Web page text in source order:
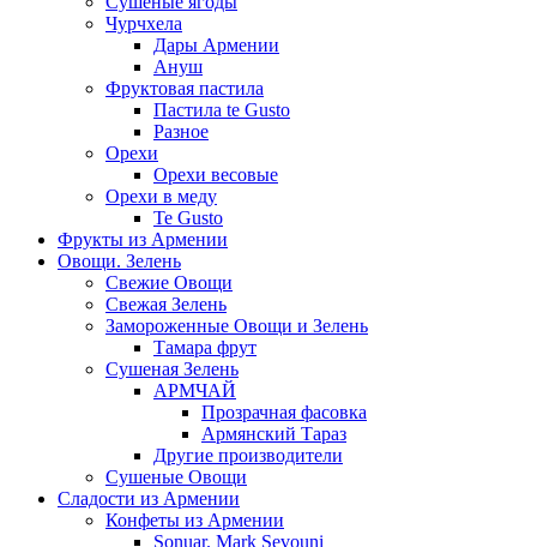
Чурчхела
Дары Армении
Ануш
Фруктовая пастила
Пастила te Gusto
Разное
Орехи
Орехи весовые
Орехи в меду
Te Gusto
Фрукты из Армении
Овощи. Зелень
Свежие Овощи
Свежая Зелень
Замороженные Овощи и Зелень
Тамара фрут
Сушеная Зелень
АРМЧАЙ
Прозрачная фасовка
Армянский Тараз
Другие производители
Сушеные Овощи
Сладости из Армении
Конфеты из Армении
Sonuar. Mark Sevouni